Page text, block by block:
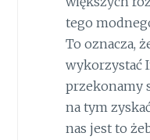
tego
To oznacza,
wykorzystać
przekonamy
na tym
nas jest to